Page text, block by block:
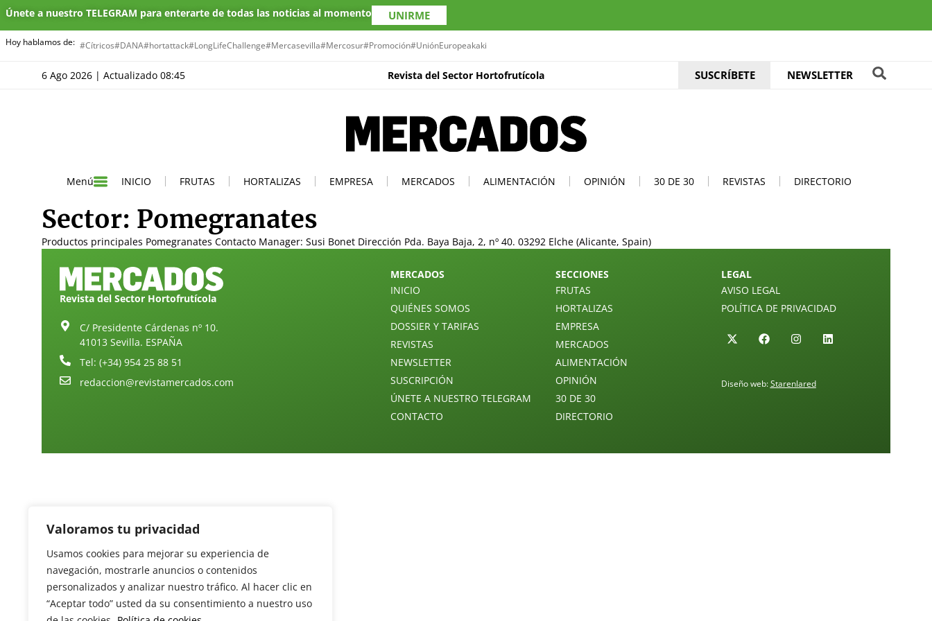
Valoramos tu privacidad
Usamos cookies para mejorar su experiencia de
navegación, mostrarle anuncios o contenidos
personalizados y analizar nuestro tráfico. Al hacer clic en
“Aceptar todo” usted da su consentimiento a nuestro uso
Únete a nuestro TELEGRAM para enterarte de todas las noticias al momento UNIRME
Hoy hablamos de: #Cítricos#DANA#hortattack#LongLifeChallenge#Mercasevilla#Mercosur#Promoción#UniónEuropeakaki
6 Ago 2026 | Actualizado 08:45 Revista del Sector Hortofrutícola SUSCRÍBETE NEWSLETTER
Menú INICIO FRUTAS HORTALIZAS EMPRESA MERCADOS ALIMENTACIÓN OPINIÓN 30 DE 30 REVISTAS DIRECTORIO
Sector: Pomegranates
Productos principales Pomegranates Contacto Manager: Susi Bonet Dirección Pda. Baya Baja, 2, nº 40. 03292 Elche (Alicante, Spain)
Revista del Sector Hortofrutícola
C/ Presidente Cárdenas nº 10.
41013 Sevilla. ESPAÑA
Tel: (+34) 954 25 88 51
redaccion@revistamercados.com
MERCADOS
INICIO
QUIÉNES SOMOS
DOSSIER Y TARIFAS
REVISTAS
NEWSLETTER
SUSCRIPCIÓN
ÚNETE A NUESTRO TELEGRAM
CONTACTO
SECCIONES
FRUTAS
HORTALIZAS
EMPRESA
MERCADOS
ALIMENTACIÓN
OPINIÓN
30 DE 30
DIRECTORIO
LEGAL
AVISO LEGAL
POLÍTICA DE PRIVACIDAD
Diseño web:Starenlared